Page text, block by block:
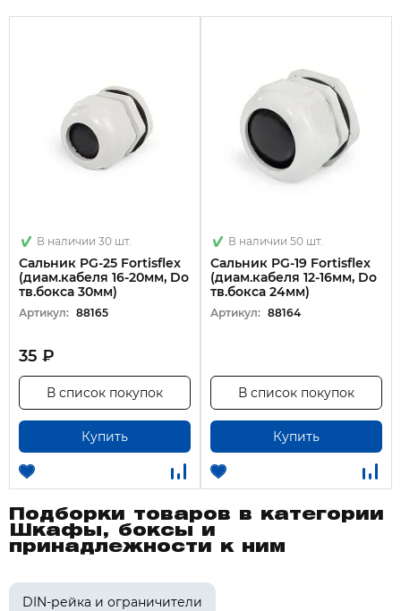
В наличии 30 шт.
Сальник PG-25 Fortisflex
(диам.кабеля 16-20мм, Dо
тв.бокса 30мм)
Артикул: 88165
35 ₽
Купить
В список покупок
В наличии 50 шт.
Сальник PG-19 Fortisflex
(диам.кабеля 12-16мм, Dо
тв.бокса 24мм)
Артикул: 88164
Купить
В список покупок
Подборки товаров в категории
Шкафы, боксы и
принадлежности к ним
DIN-рейка и ограничители